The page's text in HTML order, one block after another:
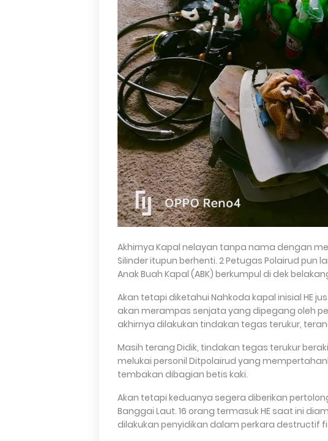
Akhirnya Kapal nelayan tanpa nama dengan
Silinder itupun berhenti. 2 Petugas Polairud pun
Anak Buah Kapal (ABK) berkumpul di dek
Akan tetapi diketahui Nahkoda kapal inisial HE
akan merampas senjata yang dipegang oleh
akhirnya dilakukan tindakan tegas terukur,
Masih terang Didik, tindakan tegas terukur
melukai personil Ditpolairud yang
tembakan dibagian betis kaki.
Akan tetapi keduanya segera diberikan
Banggai Laut. 16 orang termasuk HE saat ini
dilakukan penyidikan dalam perkara destructif